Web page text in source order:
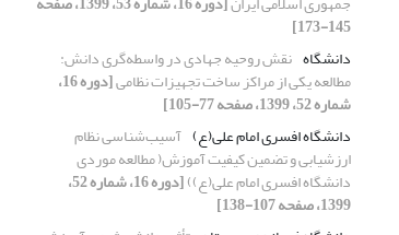
145-173]
دانشگاه نقش روحیه جهادی در واسطه‌گری دانش:
مطالعه یکی از مراکز ساخت تجهیزات نظامی [دوره 16،
شماره 52، 1399، صفحه 77-105]
دانشگاه افسری امام علی(ع) آسیب‌شناسی نظام
ارزشیابی و تضمین کیفیت آموزش( مطالعه موردی
دانشگاه افسری امام علی(ع)) [دوره 16، شماره 52،
1399، صفحه 107-138]